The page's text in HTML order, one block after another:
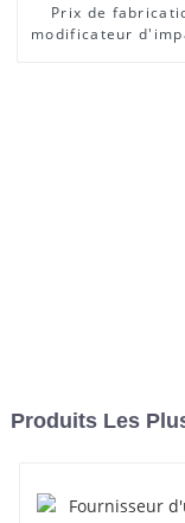
Prix ​​de
modificateur
Produits Les